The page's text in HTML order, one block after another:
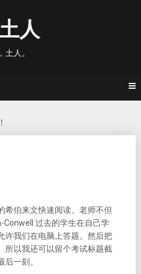
人
土人。
希伯来文快速阅读。老师不但
Conwell 过去的学生在自己学
许我们在电脑上答题。然后把
所以我还可以留个考试标题截
一刻。